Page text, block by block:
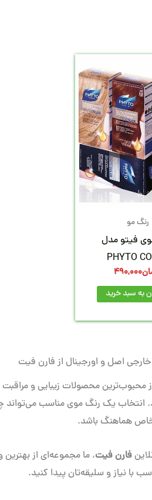
رنگ مو
فیتو مدل
PHYTO
490,000
به سبد خرید
اصل و اورجینال از فارن فیت
محبوب‌ترین محصولات زیبایی و
یک رنگ موی مناسب می‌تواند
هماهنگ باشد.
فارن فیت، ما مجموعه‌ای از بهترین
با نیاز و سلیقه‌تان پیدا کنید.